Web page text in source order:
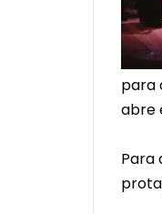
para
abre
Para